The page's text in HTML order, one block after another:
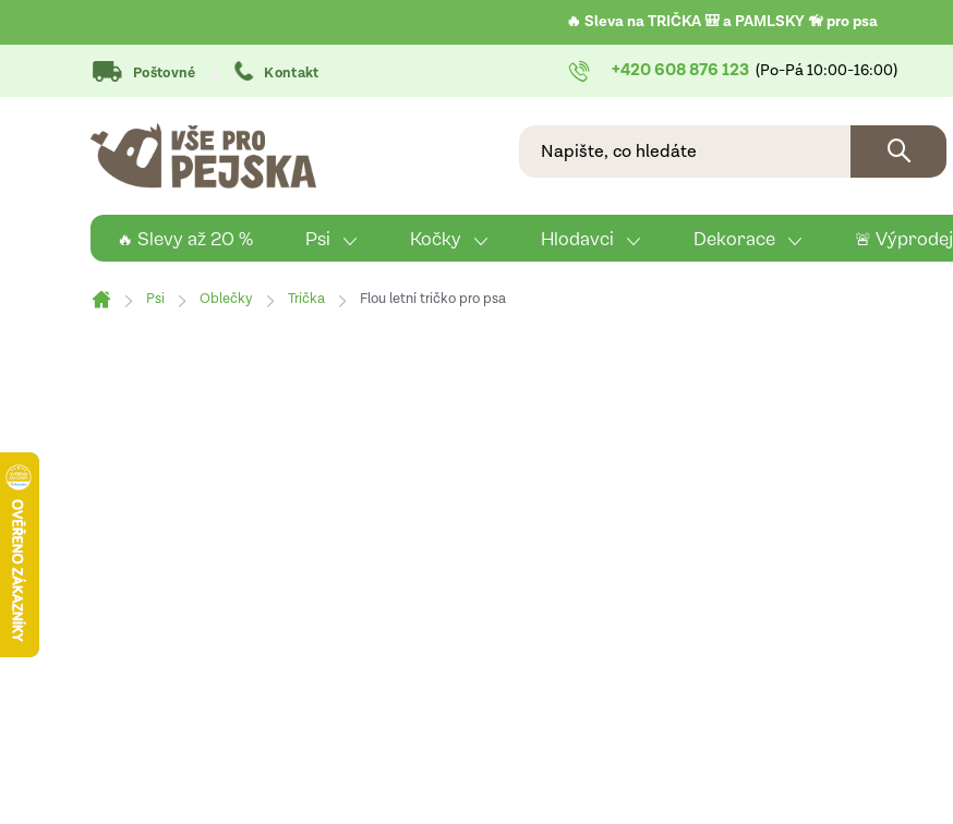
na
🔥 Sleva na TRIČKA 🎒 a PAMLSKY 🦮 pro psa
+420 608 876 123
Poštovné Kontakt
🔥 Slevy až 20 % Psi Kočky Hlodavci Dekorace 🚨 Výprodej
Domů
Psi Oblečky Trička Flou letní tričko pro psa